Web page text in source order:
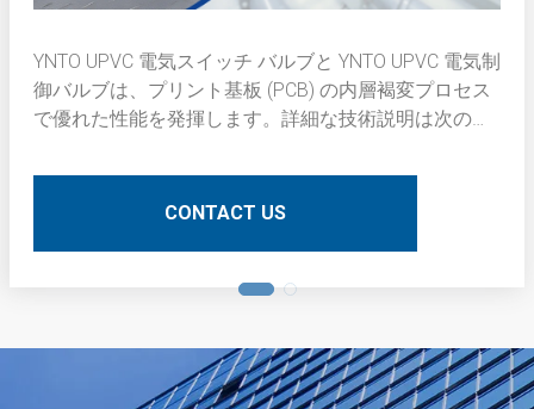
YNTO UPVC 電気スイッチ バルブと YNTO UPVC 電気制
御バルブは、プリント基板 (PCB) の内層褐変プロセス
で優れた性能を発揮します。詳細な技術説明は次のと
CONTACT US